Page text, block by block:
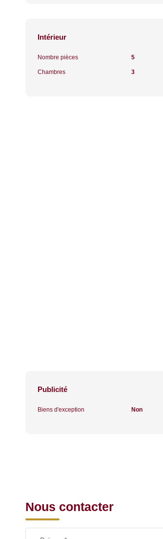
Intérieur
Nombre pièces 5
Chambres 3
Publicité
Biens d'exception Non
Nous contacter